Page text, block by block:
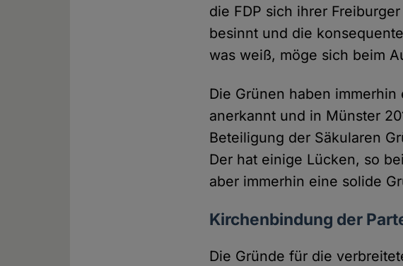
die FDP sich ihrer
besinnt und die
was weiß, möge sich beim
Die Grünen haben
anerkannt und in Münster
Beteiligung der Säkularen
Der hat einige Lücken, so
aber immerhin eine solide
Kirchenbindung der
Die Gründe für die